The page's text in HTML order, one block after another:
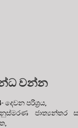
වන්න
දෙවන පරිශ්‍රය,
ජාත්‍යන්තර